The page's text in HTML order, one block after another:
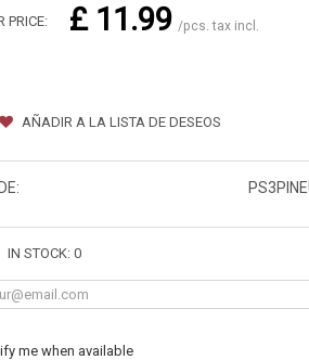
PRICE: £ 11.99 /pcs. tax incl.
AÑADIR A LA LISTA DE DESEOS
IN STOCK: 0
me when available